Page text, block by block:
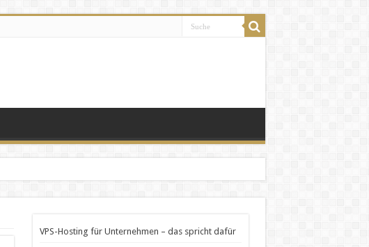
VPS-Hosting für Unternehmen – das spricht dafür